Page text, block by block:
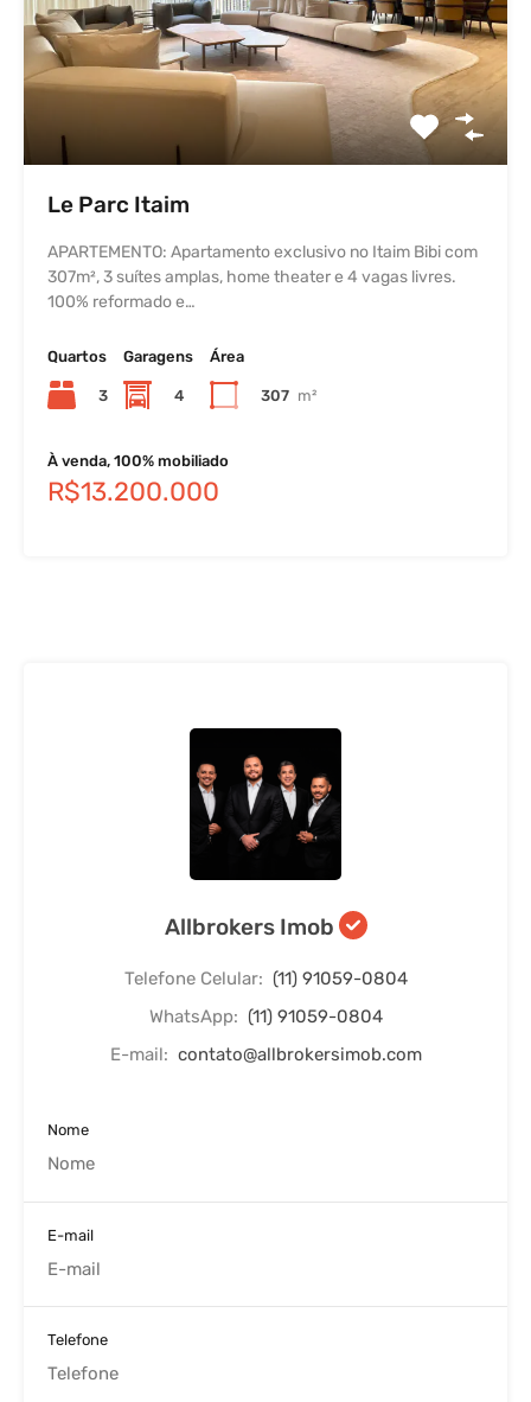
Le Parc Itaim
APARTEMENTO: Apartamento exclusivo no Itaim Bibi com
307m², 3 suítes amplas, home theater e 4 vagas livres.
100% reformado e…
Quartos
3
Garagens
4
Área
307 m²
À venda, 100% mobiliado
R$13.200.000
Allbrokers Imob
Telefone Celular: (11) 91059-0804
WhatsApp: (11) 91059-0804
E-mail: contato@allbrokersimob.com
Nome
E-mail
Telefone